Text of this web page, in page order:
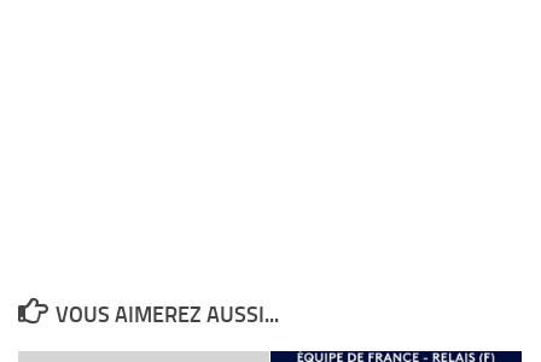
VOUS AIMEREZ AUSSI...